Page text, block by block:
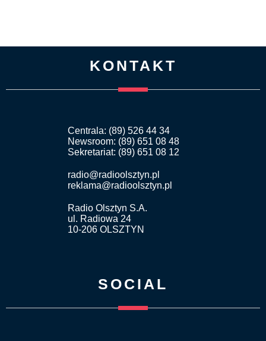
KONTAKT
Centrala: (89) 526 44 34
Newsroom: (89) 651 08 48
Sekretariat: (89) 651 08 12
radio@radioolsztyn.pl
reklama@radioolsztyn.pl
Radio Olsztyn S.A.
ul. Radiowa 24
10-206 OLSZTYN
SOCIAL